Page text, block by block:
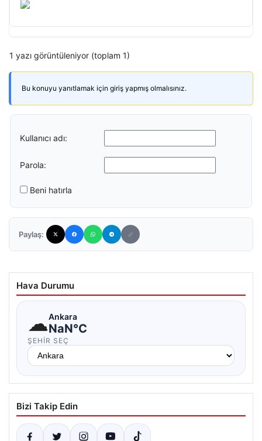
1 yazı görüntüleniyor (toplam 1)
Bu konuyu yanıtlamak için giriş yapmış olmalısınız.
Kullanıcı adı:
Parola:
Beni hatırla
Paylaş:
Hava Durumu
☁Ankara
NaN°C
ŞEHIR SEÇ
Bizi Takip Edin